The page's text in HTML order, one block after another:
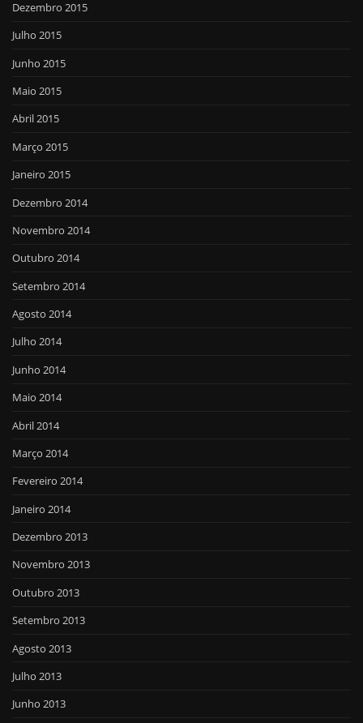
Dezembro 2015
Julho 2015
Junho 2015
Maio 2015
Abril 2015
Março 2015
Janeiro 2015
Dezembro 2014
Novembro 2014
Outubro 2014
Setembro 2014
Agosto 2014
Julho 2014
Junho 2014
Maio 2014
Abril 2014
Março 2014
Fevereiro 2014
Janeiro 2014
Dezembro 2013
Novembro 2013
Outubro 2013
Setembro 2013
Agosto 2013
Julho 2013
Junho 2013